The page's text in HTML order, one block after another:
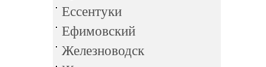
Ессентуки
Ефимовский
Железноводск